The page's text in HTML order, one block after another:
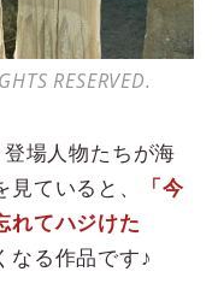
RESERVED.
場人物たちが海
ていると、
「今
れてハジけた
なる作品です♪